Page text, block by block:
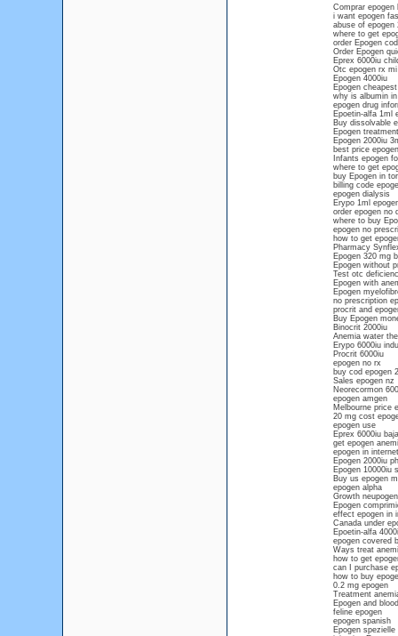
Comprar epogen
i want epogen
abuse of epogen
where to get
order Epogen
Order Epogen
Eprex 6000iu
Otc epogen rx
Epogen 4000iu
Epogen
why is albumin in
epogen drug
Epoetin-alfa 1ml
Buy dissolvable
Epogen
Epogen 2000iu
best price
Infants epogen
where to get
buy Epogen in
billing code
epogen dialysis
Erypo 1ml
order epogen no
where to buy
epogen no
how to get
Pharmacy
Epogen 320 mg
Epogen without
Test otc
Epogen with
Epogen
no prescription
procrit and
Buy Epogen
Binocrit 2000iu
Anemia water
Erypo 6000iu
Procrit 6000iu
epogen no rx
buy cod epogen
Sales epogen nz
Neorecormon
epogen amgen
Melbourne price
20 mg cost
epogen use
Eprex 6000iu
get epogen
epogen in
Epogen 2000iu
Epogen 10000iu
Buy us epogen
epogen alpha
Growth
Epogen
effect epogen in
Canada under
Epoetin-alfa
epogen covered
Ways treat
how to get
can I purchase
how to buy
0.2 mg epogen
Treatment
Epogen and
feline epogen
epogen spanish
Epogen spezielle